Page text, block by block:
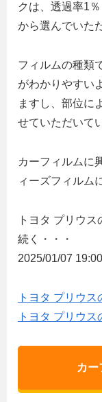
クは、透過率1
から選んでいた
フィルムの種類
がわかりやすい
ますし、部位に
せていただいて
カーフィルムに
ィーズフィルム
トヨタ プリウ
続く・・・
2025/01/07
トヨタ プリウ
トヨタ プリウ
カー